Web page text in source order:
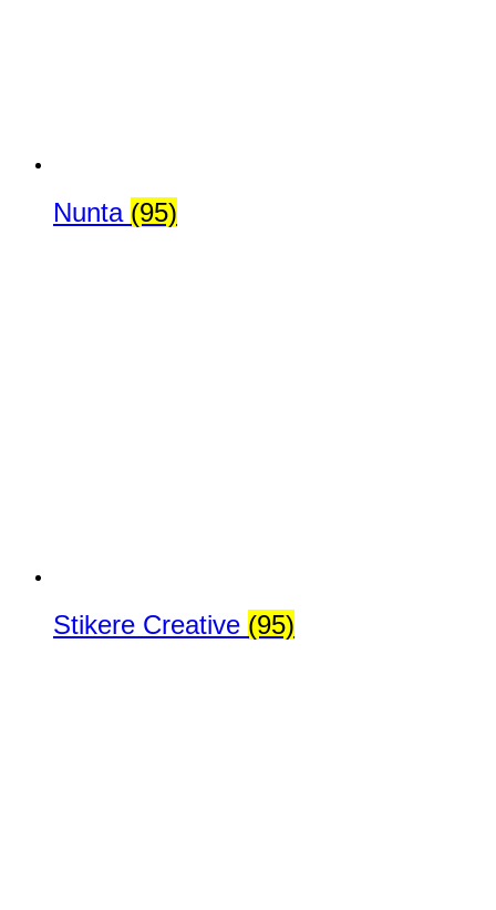
Nunta (95)
Stikere Creative (95)